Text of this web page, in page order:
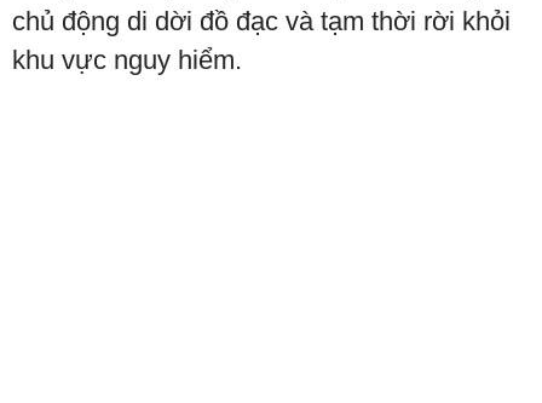
chủ động di dời đồ đạc và tạm thời rời khỏi
khu vực nguy hiểm.